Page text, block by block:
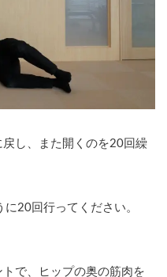
し、また開くのを20回繰
20回行ってください。
で、ヒップの奥の筋肉を